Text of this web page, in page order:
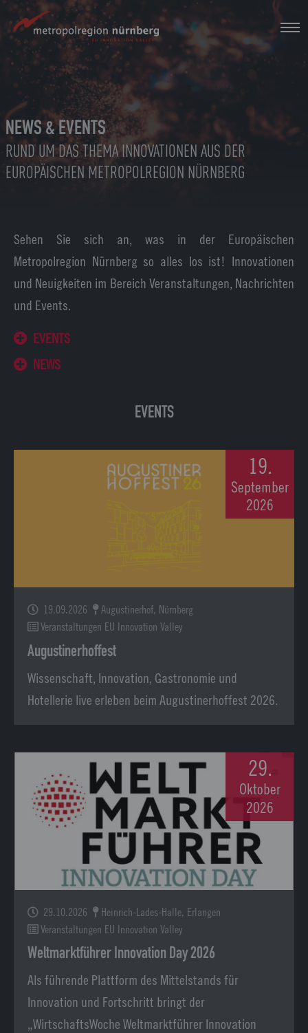
Zum
Hauptinhalt
springen
NEWS & EVENTS
RUND UM DAS THEMA INNOVATIONEN AUS DER
EUROPÄISCHEN METROPOLREGION NÜRNBERG
Sehen Sie sich an, was in der Europäischen
Metropolregion Nürnberg so alles los ist! Innovationen
und Neuigkeiten im Bereich Veranstaltungen, Nachrichten
und Events.
EVENTS
NEWS
EVENTS
19.
September
2026
19.09.2026
Augustinerhof, Nürnberg
Veranstaltungen EU Innovation Valley
Augustinerhoffest
Wissenschaft, Innovation, Gastronomie und
Hotellerie live erleben beim Augustinerhoffest 2026.
29.
Oktober
2026
29.10.2026
Heinrich-Lades-Halle, Erlangen
Veranstaltungen EU Innovation Valley
Weltmarktführer Innovation Day 2026
Als führende Plattform des Mittelstands für
Innovation und Fortschritt bringt der
„WirtschaftsWoche Weltmarktführer Innovation